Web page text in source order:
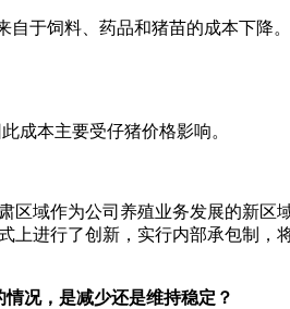
自于饲料、药品和猪苗的成本下降
成本主要受仔猪价格影响。
区域作为公司养殖业务发展的新区
进行了创新，实行内部承包制，
况，是减少还是维持稳定？